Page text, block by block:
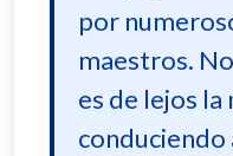
por
maestros.
es de lejos la
conduciendo